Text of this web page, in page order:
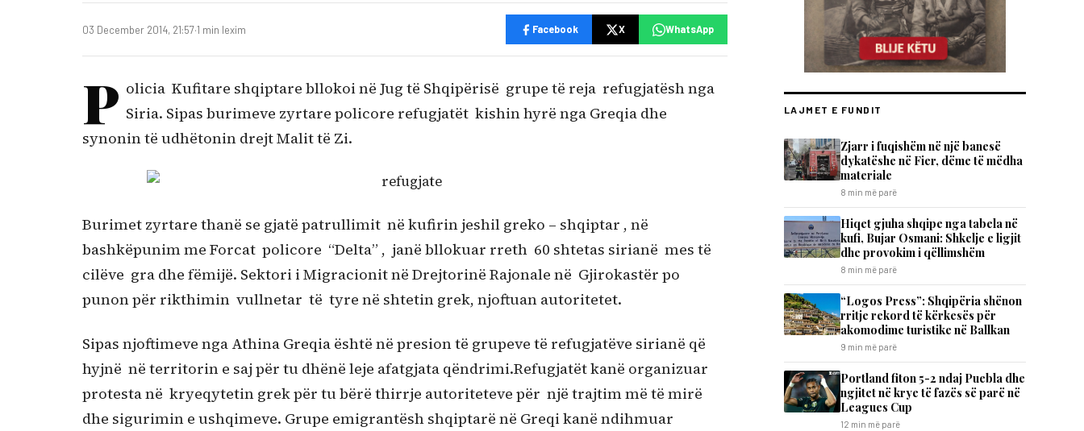
03 December 2014, 21:57·1 min lexim Facebook X WhatsApp
P olicia Kufitare shqiptare bllokoi në Jug të Shqipërisë grupe të reja refugjatësh nga
Siria. Sipas burimeve zyrtare policore refugjatët kishin hyrë nga Greqia dhe
synonin të udhëtonin drejt Malit të Zi.
Burimet zyrtare thanë se gjatë patrullimit në kufirin jeshil greko – shqiptar , në
bashkëpunim me Forcat policore “Delta” , janë bllokuar rreth 60 shtetas sirianë mes të
cilëve gra dhe fëmijë. Sektori i Migracionit në Drejtorinë Rajonale në Gjirokastër po
punon për rikthimin vullnetar të tyre në shtetin grek, njoftuan autoritetet.
Sipas njoftimeve nga Athina Greqia është në presion të grupeve të refugjatëve sirianë që
hyjnë në territorin e saj për tu dhënë leje afatgjata qëndrimi.Refugjatët kanë organizuar
protesta në kryeqytetin grek për tu bërë thirrje autoriteteve për një trajtim më të mirë
dhe sigurimin e ushqimeve. Grupe emigrantësh shqiptarë në Greqi kanë ndihmuar
LAJMET E FUNDIT
Zjarr i fuqishëm në një banesë
dykatëshe në Fier, dëme të mëdha
materiale
8 min më parë
Hiqet gjuha shqipe nga tabela në
kufi, Bujar Osmani: Shkelje e ligjit
dhe provokim i qëllimshëm
8 min më parë
“Logos Press”: Shqipëria shënon
rritje rekord të kërkesës për
akomodime turistike në Ballkan
9 min më parë
Portland fiton 5-2 ndaj Puebla dhe
ngjitet në krye të fazës së parë në
Leagues Cup
12 min më parë